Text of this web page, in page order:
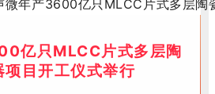
亿只MLCC片式多层陶
项目开工仪式举行